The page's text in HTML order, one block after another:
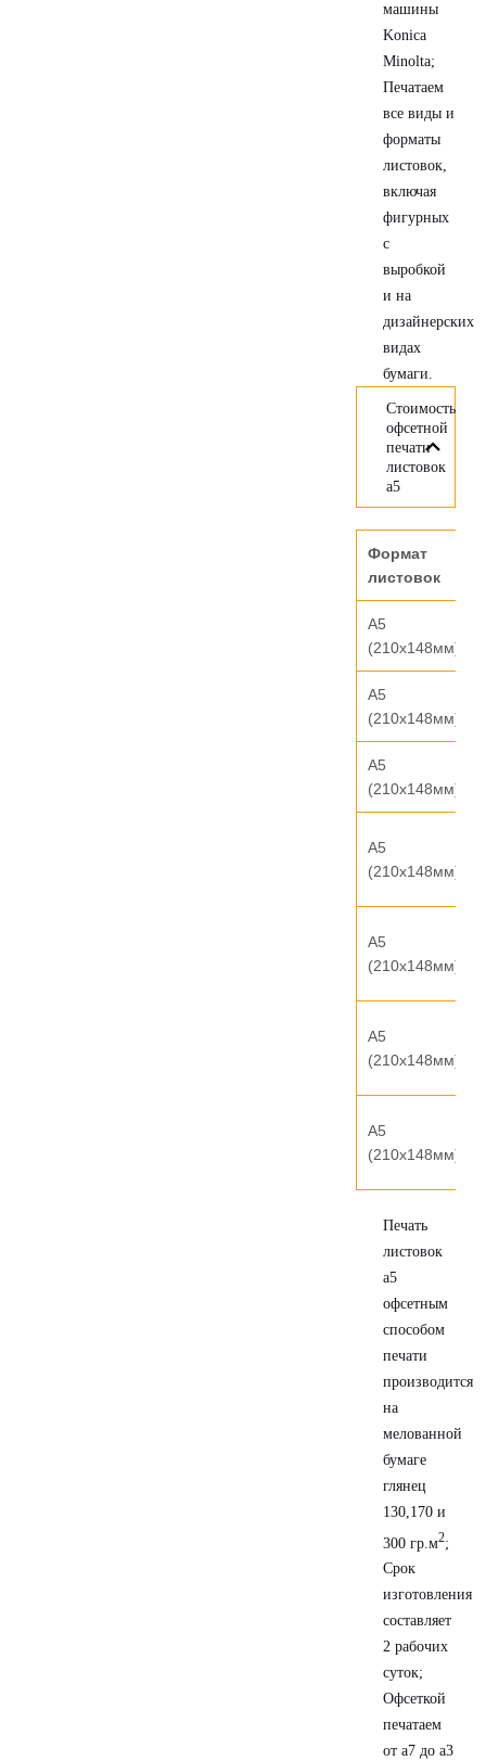
машины
Konica
Minolta;
Печатаем
все виды и
форматы
листовок,
включая
фигурных
с
выробкой
и на
дизайнерских
видах
бумаги.
Стоимость
офсетной
печати
листовок
а5
Формат
листовок
А5
(210х148мм)
А5
(210х148мм)
А5
(210х148мм)
А5
(210х148мм)
А5
(210х148мм)
А5
(210х148мм)
А5
(210х148мм)
Печать
листовок
а5
офсетным
способом
печати
производится
на
мелованной
бумаге
глянец
130,170 и
300 гр.м2;
Срок
изготовления
составляет
2 рабочих
суток;
Офсеткой
печатаем
от а7 до а3